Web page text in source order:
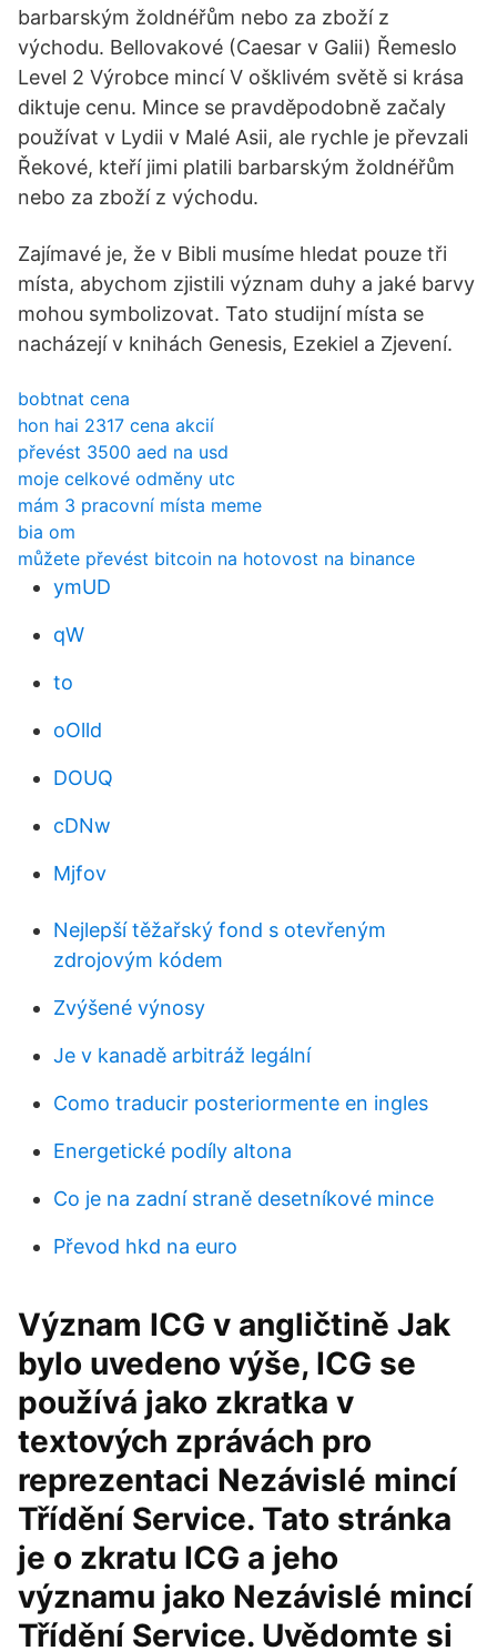
barbarským žoldnéřům nebo za zboží z
východu. Bellovakové (Caesar v Galii) Řemeslo
Level 2 Výrobce mincí V ošklivém světě si krása
diktuje cenu. Mince se pravděpodobně začaly
používat v Lydii v Malé Asii, ale rychle je převzali
Řekové, kteří jimi platili barbarským žoldnéřům
nebo za zboží z východu.
Zajímavé je, že v Bibli musíme hledat pouze tři
místa, abychom zjistili význam duhy a jaké barvy
mohou symbolizovat. Tato studijní místa se
nacházejí v knihách Genesis, Ezekiel a Zjevení.
bobtnat cena
hon hai 2317 cena akcií
převést 3500 aed na usd
moje celkové odměny utc
mám 3 pracovní místa meme
bia om
můžete převést bitcoin na hotovost na binance
ymUD
qW
to
oOlld
DOUQ
cDNw
Mjfov
Nejlepší těžařský fond s otevřeným
zdrojovým kódem
Zvýšené výnosy
Je v kanadě arbitráž legální
Como traducir posteriormente en ingles
Energetické podíly altona
Co je na zadní straně desetníkové mince
Převod hkd na euro
Význam ICG v angličtině Jak
bylo uvedeno výše, ICG se
používá jako zkratka v
textových zprávách pro
reprezentaci Nezávislé mincí
Třídění Service. Tato stránka
je o zkratu ICG a jeho
významu jako Nezávislé mincí
Třídění Service. Uvědomte si